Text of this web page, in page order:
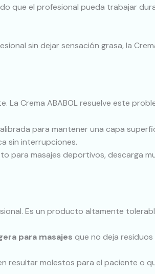
que el profesional pueda trabajar
sin dejar sensación grasa, la
Crema ABABOL resuelve este
para mantener una capa
sin interrupciones.
para masajes deportivos, descarga
Es un producto altamente
para masajes que no deja
resultar molestos para el paciente o